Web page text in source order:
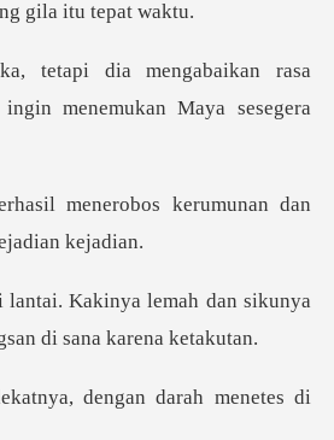
gabaikan rasa
in
robos kerumunan dan
a lemah dan sikunya
katnya, dengan darah